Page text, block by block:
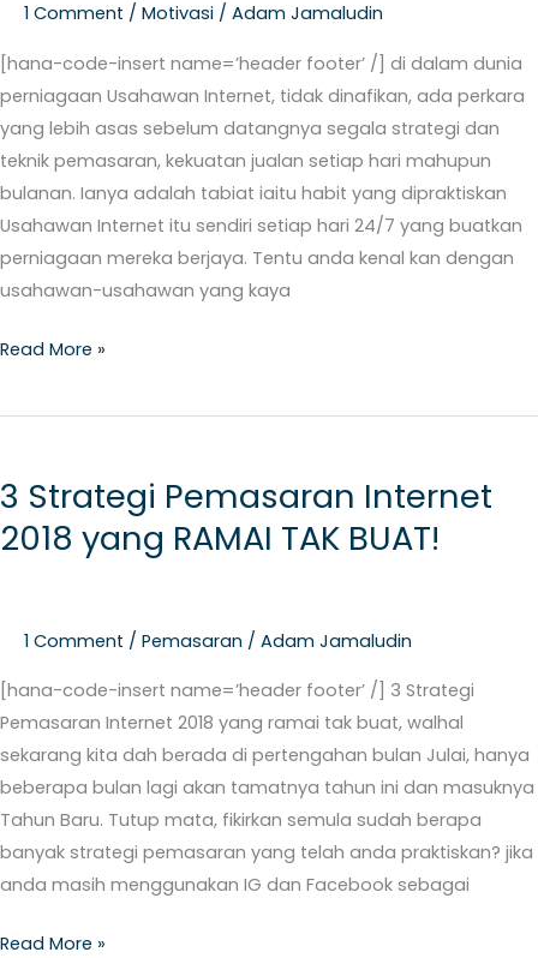
1 Comment / Motivasi / Adam Jamaludin
[hana-code-insert name=’header footer’ /] di dalam dunia
perniagaan Usahawan Internet, tidak dinafikan, ada perkara
yang lebih asas sebelum datangnya segala strategi dan
teknik pemasaran, kekuatan jualan setiap hari mahupun
bulanan. Ianya adalah tabiat iaitu habit yang dipraktiskan
Usahawan Internet itu sendiri setiap hari 24/7 yang buatkan
perniagaan mereka berjaya. Tentu anda kenal kan dengan
usahawan-usahawan yang kaya
Read More »
3 Strategi Pemasaran Internet
2018 yang RAMAI TAK BUAT!
1 Comment / Pemasaran / Adam Jamaludin
[hana-code-insert name=’header footer’ /] 3 Strategi
Pemasaran Internet 2018 yang ramai tak buat, walhal
sekarang kita dah berada di pertengahan bulan Julai, hanya
beberapa bulan lagi akan tamatnya tahun ini dan masuknya
Tahun Baru. Tutup mata, fikirkan semula sudah berapa
banyak strategi pemasaran yang telah anda praktiskan? jika
anda masih menggunakan IG dan Facebook sebagai
Pemasaran
Internet
BUAT!
Read More »